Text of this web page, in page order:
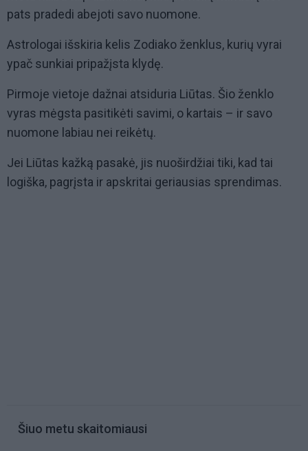
pats pradedi abejoti savo nuomone.
Astrologai išskiria kelis Zodiako ženklus, kurių vyrai
ypač sunkiai pripažįsta klydę.
Pirmoje vietoje dažnai atsiduria Liūtas. Šio ženklo
vyras mėgsta pasitikėti savimi, o kartais – ir savo
nuomone labiau nei reikėtų.
Jei Liūtas kažką pasakė, jis nuoširdžiai tiki, kad tai
logiška, pagrįsta ir apskritai geriausias sprendimas.
Šiuo metu skaitomiausi